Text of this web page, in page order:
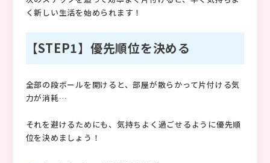
く新しい生活を始められます！
【STEP1】優先順位を決める
全部の段ボールを開けると、部屋が散らかって片付ける気
力が消耗…
それを避けるためにも、気持ちよく過ごせるように優先順
位を決めましょう！